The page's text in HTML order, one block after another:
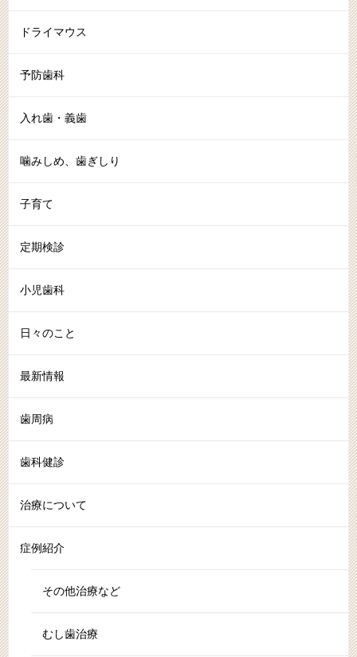
ドライマウス
予防歯科
入れ歯・義歯
噛みしめ、歯ぎしり
子育て
定期検診
小児歯科
日々のこと
最新情報
歯周病
歯科健診
治療について
症例紹介
その他治療など
むし歯治療